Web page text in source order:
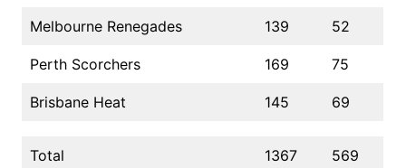
Melbourne Renegades 139 52
Perth Scorchers 169 75
Brisbane Heat 145 69
Total 1367 569